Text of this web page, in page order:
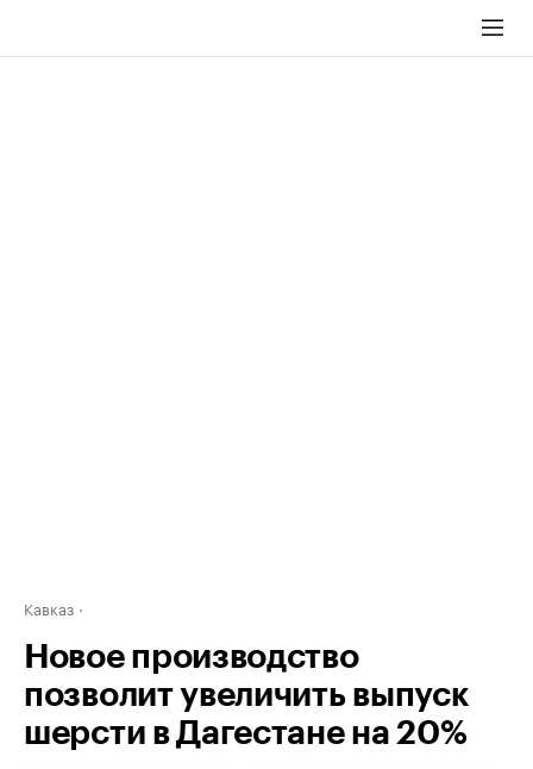
Кавказ
Новое производство
позволит увеличить выпуск
шерсти в Дагестане на 20%